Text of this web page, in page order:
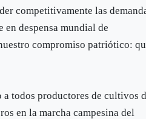
competitivamente las
despensa mundial de
compromiso patriótico:
todos productores de cultivos
en la marcha campesina del